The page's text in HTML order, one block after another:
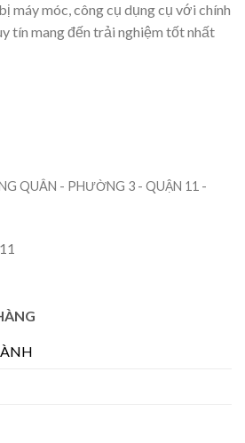
máy móc, công cụ dụng cụ với chính
tín mang đến trải nghiệm tốt nhất
QUÂN - PHƯỜNG 3 - QUẬN 11 -